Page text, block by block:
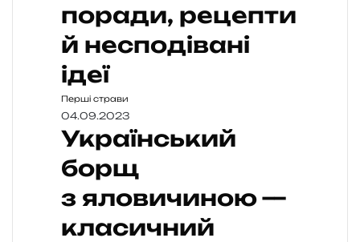
поради, рецепти
й несподівані
ідеї
Перші страви
04.09.2023
Український
борщ
з яловичиною —
класичний